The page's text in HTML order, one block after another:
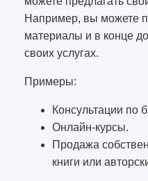
Например, вы можете
материалы и в конце
своих услугах.
Примеры:
Консультации по
Онлайн-курсы.
Продажа
книги или